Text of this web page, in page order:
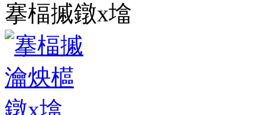
搴楅摵鐓х墖